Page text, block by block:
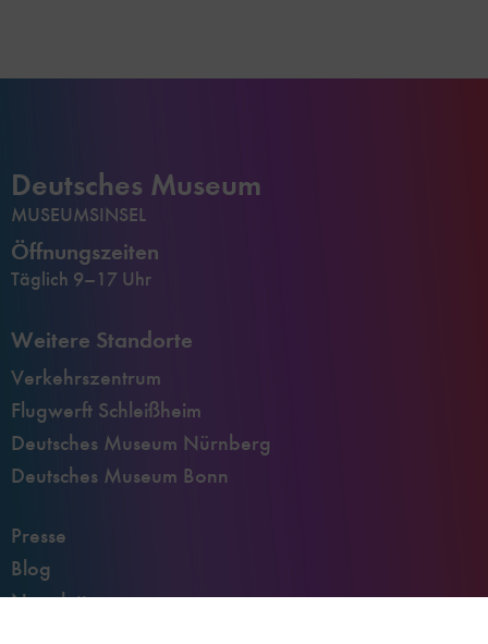
Deutsches Museum
MUSEUMSINSEL
Öffnungszeiten
Täglich 9–17 Uhr
Weitere Standorte
Verkehrszentrum
Flugwerft Schleißheim
Deutsches Museum Nürnberg
Deutsches Museum Bonn
Presse
Blog
Newsletter